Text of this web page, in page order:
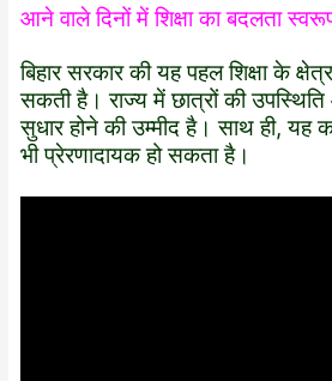
आने वाले दिनों में शिक्षा का बदलता
बिहार सरकार की यह पहल शिक्षा के
सकती है। राज्य में छात्रों की उपस्थिति
सुधार होने की उम्मीद है। साथ ही, यह
भी प्रेरणादायक हो सकता है।